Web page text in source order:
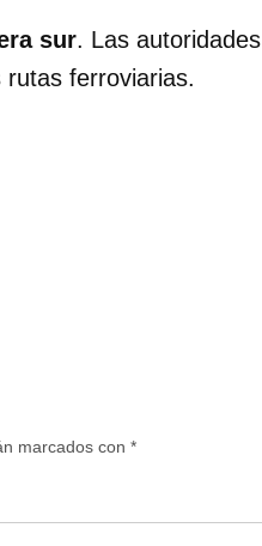
sur. Las autoridades
rutas ferroviarias.
marcados con *